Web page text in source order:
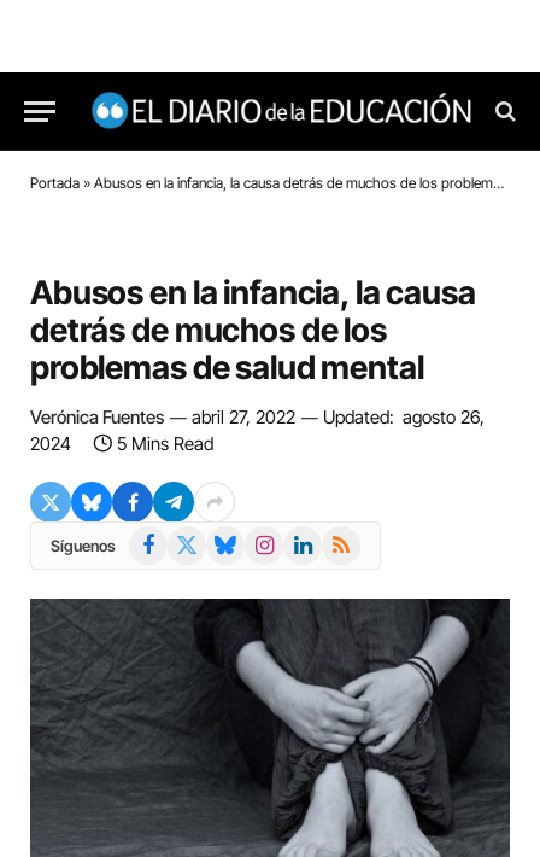
Portada » Abusos en la infancia, la causa detrás de muchos de los problemas de salud mental
Abusos en la infancia, la causa
detrás de muchos de los
problemas de salud mental
Verónica Fuentes abril 27, 2022 Updated: agosto 26,
2024
5 Mins Read
Síguenos Facebook BlueskyInstagramLinkedIn
RSS